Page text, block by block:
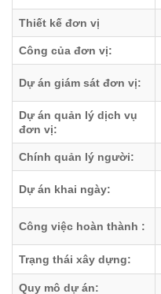
Thiết kế đơn vị
Công của đơn vị:
Dự án giám sát đơn vị:
Dự án quản lý dịch vụ
đơn vị:
Chính quản lý người:
Dự án khai ngày:
Công việc hoàn thành :
Trạng thái xây dựng:
Quy mô dự án: